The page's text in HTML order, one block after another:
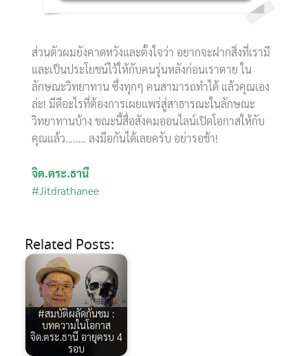
ส่วนตัวผมยังคาดหวังและตั้งใจว่า อยากจะฝากสิ่งที่เรามี
และเป็นประโยชน์ไว้ให้กับคนรุ่นหลังก่อนเราตาย ใน
ลักษณะวิทยาทาน ซึ่งทุกๆ คนสามารถทำได้ แล้วคุณเอง
ล่ะ! มีดีอะไรที่ต้องการเผยแพร่สู่สาธารณะในลักษณะ
วิทยาทานบ้าง ขณะนี้สื่อสังคมออนไลน์เปิดโอกาสให้กับ
คุณแล้ว…….. ลงมือกันได้เลยครับ อย่ารอช้า!
จิด.ตระ.ธานี
#Jitdrathanee
Related Posts:
#สมบัติผลัดกันชม :
บทความในโอกาส
จิด.ตระ.ธานี อายุครบ 4
รอบ